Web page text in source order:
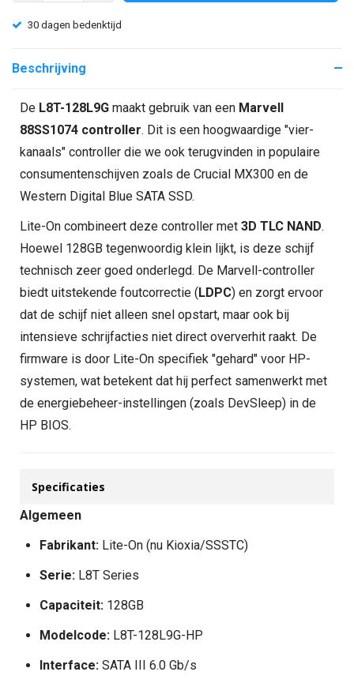
30 dagen bedenktijd
Beschrijving
De L8T-128L9G maakt gebruik van een Marvell
88SS1074 controller. Dit is een hoogwaardige "vier-
kanaals" controller die we ook terugvinden in populaire
consumentenschijven zoals de Crucial MX300 en de
Western Digital Blue SATA SSD.
Lite-On combineert deze controller met 3D TLC NAND.
Hoewel 128GB tegenwoordig klein lijkt, is deze schijf
technisch zeer goed onderlegd. De Marvell-controller
biedt uitstekende foutcorrectie (LDPC) en zorgt ervoor
dat de schijf niet alleen snel opstart, maar ook bij
intensieve schrijfacties niet direct oververhit raakt. De
firmware is door Lite-On specifiek "gehard" voor HP-
systemen, wat betekent dat hij perfect samenwerkt met
de energiebeheer-instellingen (zoals DevSleep) in de
HP BIOS.
Specificaties
Algemeen
Fabrikant: Lite-On (nu Kioxia/SSSTC)
Serie: L8T Series
Capaciteit: 128GB
Modelcode: L8T-128L9G-HP
Interface: SATA III 6.0 Gb/s